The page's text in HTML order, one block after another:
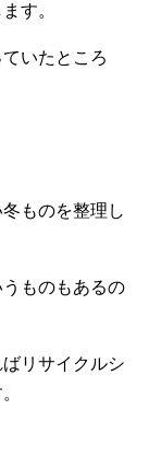
す。
いたところ
ものを整理し
ものもあるの
リサイクルシ